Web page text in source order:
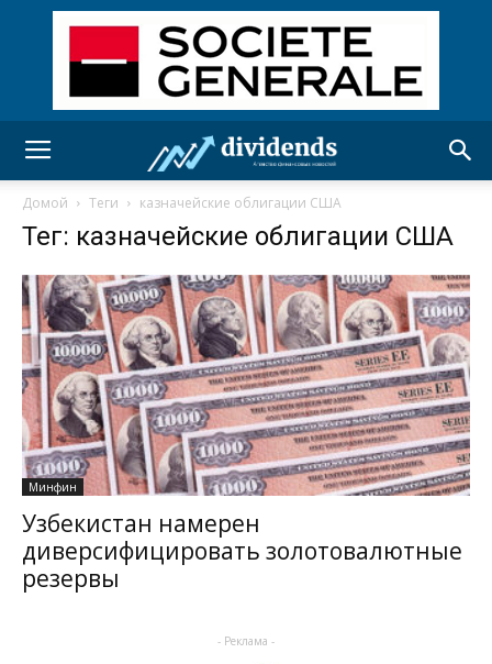
Домой Теги казначейские облигации США
Тег: казначейские облигации США
Минфин
Узбекистан намерен
диверсифицировать золотовалютные
резервы
- Реклама -